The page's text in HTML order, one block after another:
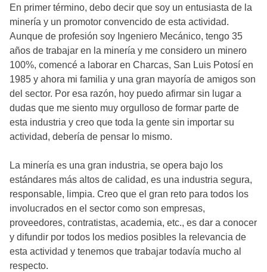
En primer término, debo decir que soy un entusiasta de la
minería y un promotor convencido de esta actividad.
Aunque de profesión soy Ingeniero Mecánico, tengo 35
años de trabajar en la minería y me considero un minero
100%, comencé a laborar en Charcas, San Luis Potosí en
1985 y ahora mi familia y una gran mayoría de amigos son
del sector. Por esa razón, hoy puedo afirmar sin lugar a
dudas que me siento muy orgulloso de formar parte de
esta industria y creo que toda la gente sin importar su
actividad, debería de pensar lo mismo.
La minería es una gran industria, se opera bajo los
estándares más altos de calidad, es una industria segura,
responsable, limpia. Creo que el gran reto para todos los
involucrados en el sector como son empresas,
proveedores, contratistas, academia, etc., es dar a conocer
y difundir por todos los medios posibles la relevancia de
esta actividad y tenemos que trabajar todavía mucho al
respecto.